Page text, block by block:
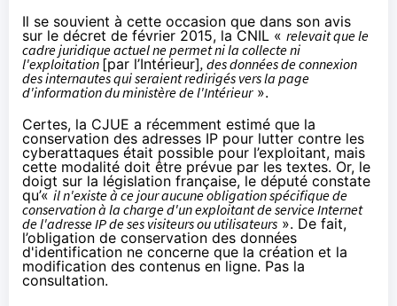
Il se souvient à cette occasion que dans son avis
sur le décret de février 2015, la CNIL « relevait que le
cadre juridique actuel ne permet ni la collecte ni
l'exploitation [par l’Intérieur], des données de connexion
des internautes qui seraient redirigés vers la page
d'information du ministère de l'Intérieur».
Certes, la CJUE a récemment estimé que la
conservation des adresses IP pour lutter contre les
cyberattaques était possible pour l’exploitant, mais
cette modalité doit être prévue par les textes. Or, le
doigt sur la législation française, le député constate
qu’« il n'existe à ce jour aucune obligation spécifique de
conservation à la charge d'un exploitant de service Internet
de l'adresse IP de ses visiteurs ou utilisateurs ». De fait,
l’obligation de conservation des données
d'identification ne concerne que la création et la
modification des contenus en ligne. Pas la
consultation.